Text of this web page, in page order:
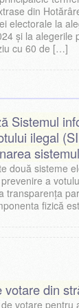
din
electorale la
şi la
cu 60 de […]
Sistemul
ilegal
două sisteme
a
transparența
fizică
votare din
votare